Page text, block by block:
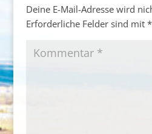
Deine E-Mail-Adresse wird
Erforderliche Felder sind mit *